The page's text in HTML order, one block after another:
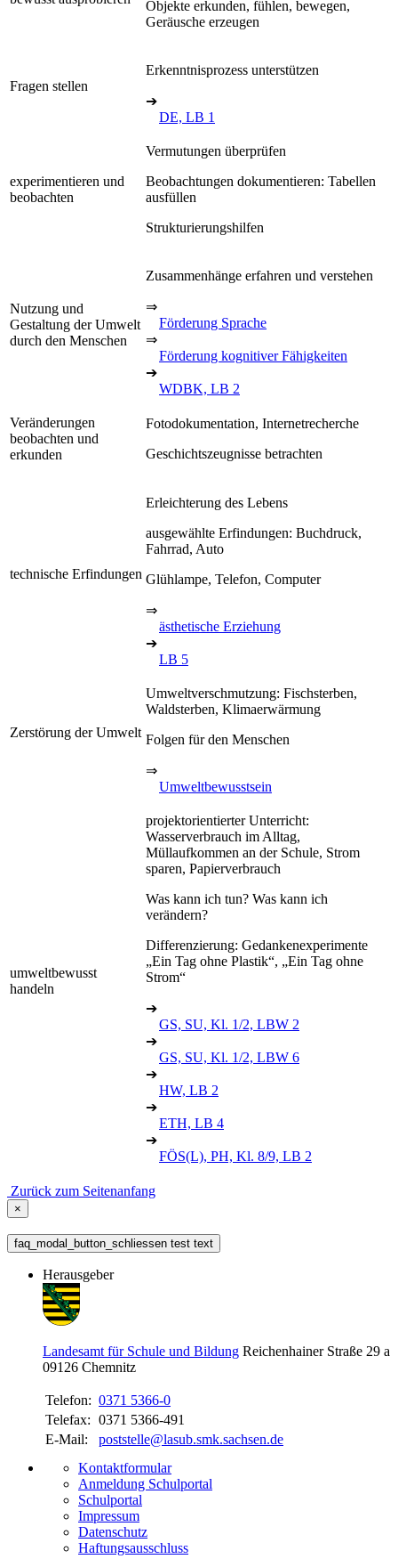
Objekte erkunden, fühlen, bewegen,
Geräusche erzeugen
Fragen stellen
Erkenntnisprozess unterstützen
➔
DE, LB 1
experimentieren und
beobachten
Vermutungen überprüfen
Beobachtungen dokumentieren: Tabellen
ausfüllen
Strukturierungshilfen
Nutzung und
Gestaltung der Umwelt
durch den Menschen
Zusammenhänge erfahren und verstehen
⇒
Förderung Sprache
⇒
Förderung kognitiver Fähigkeiten
➔
WDBK, LB 2
Veränderungen
beobachten und
erkunden
Fotodokumentation, Internetrecherche
Geschichtszeugnisse betrachten
technische Erfindungen
Erleichterung des Lebens
ausgewählte Erfindungen: Buchdruck,
Fahrrad, Auto
Glühlampe, Telefon, Computer
⇒
ästhetische Erziehung
➔
LB 5
Zerstörung der Umwelt
Umweltverschmutzung: Fischsterben,
Waldsterben, Klimaerwärmung
Folgen für den Menschen
⇒
Umweltbewusstsein
umweltbewusst
handeln
projektorientierter Unterricht:
Wasserverbrauch im Alltag,
Müllaufkommen an der Schule, Strom
sparen, Papierverbrauch
Was kann ich tun? Was kann ich
verändern?
Differenzierung: Gedankenexperimente
„Ein Tag ohne Plastik“, „Ein Tag ohne
Strom“
➔
GS, SU, Kl. 1/2, LBW 2
➔
GS, SU, Kl. 1/2, LBW 6
➔
HW, LB 2
➔
ETH, LB 4
➔
FÖS(L), PH, Kl. 8/9, LB 2
Zurück zum Seitenanfang
×
faq_modal_button_schliessen test text
Herausgeber
Landesamt für Schule und Bildung Reichenhainer Straße 29 a
09126 Chemnitz
Telefon: 0371 5366-0
Telefax: 0371 5366-491
E-Mail:
poststelle@lasub.smk.sachsen.de
Kontaktformular
Anmeldung Schulportal
Schulportal
Impressum
Datenschutz
Haftungsausschluss